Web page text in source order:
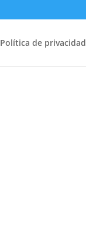
Política de privacidad